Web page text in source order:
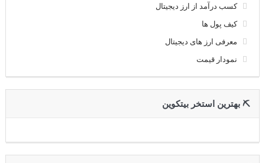
کسب درآمد از ارز دیجیتال
کیف پول ها
معرفی ارز های دیجیتال
نمودار قیمت
⛏ بهترین استخر بیتکوین